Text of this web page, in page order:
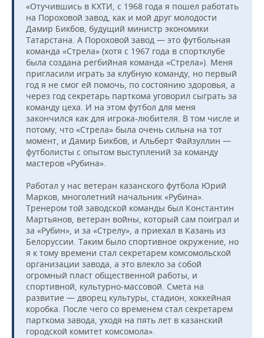
«Отучившись в КХТИ, с 1968 года я пошел работать
на Пороховой завод, как и мой друг молодости
Дамир Бикбов, будущий министр экономики
Татарстана. А Пороховой завод — это футбольная
команда «Стрела» (хотя с 1967 года в спортклубе
была создана регбийная команда «Стрела»). Меня
пригласили играть за клубную команду, но первый
год я не смог ей помочь, по состоянию здоровья, а
через год секретарь парткома уговорил сыграть за
команду цеха. И на этом футбол для меня
закончился как для игрока-любителя. В том числе и
потому, что «Стрела» была очень сильна на тот
момент, и Дамир Бикбов, и Альберт Файзуллин —
футболисты с опытом выступлений за команду
мастеров «Рубина».
Работал у нас ветеран казанского футбола Юрий
Марков, многолетний начальник «Рубина».
Тренером той заводской команды был Константин
Мартьянов, ветеран войны, который сам поиграл и
за «Рубин», и за «Стрелу», а приехал в Казань из
Белоруссии. Таким было спортивное окружение, но
я к тому времени стал секретарем комсомольской
организации завода, а это влекло за собой
огромный пласт общественной работы, и
спортивной, культурно-массовой. Смета на
развитие — дворец культуры, стадион, хоккейная
коробка. После чего со временем стал секретарем
парткома завода, уходя на пять лет в казанский
городской комитет комсомола».